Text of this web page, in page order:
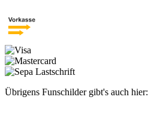
Übrigens Funschilder gibt's auch hier: